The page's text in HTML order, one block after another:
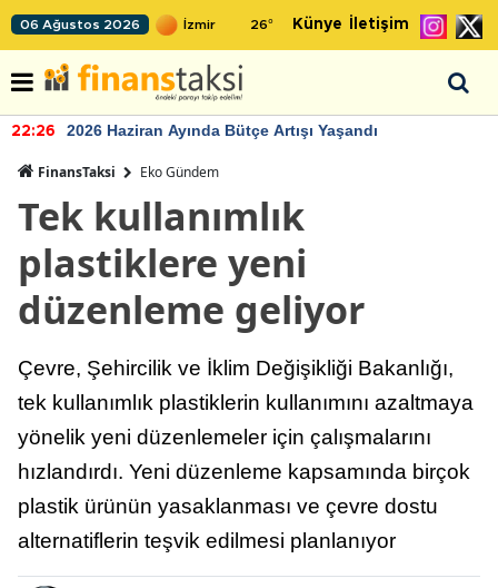
06 Ağustos 2026 26° Künye İletişim
22:26 2026 Haziran Ayında Bütçe Artışı Yaşandı
FinansTaksi Eko Gündem
Tek kullanımlık
plastiklere yeni
düzenleme geliyor
Çevre, Şehircilik ve İklim Değişikliği Bakanlığı,
tek kullanımlık plastiklerin kullanımını azaltmaya
yönelik yeni düzenlemeler için çalışmalarını
hızlandırdı. Yeni düzenleme kapsamında birçok
plastik ürünün yasaklanması ve çevre dostu
alternatiflerin teşvik edilmesi planlanıyor